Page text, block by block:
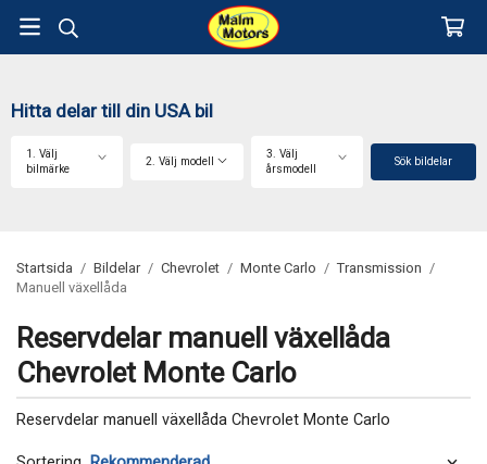
Hitta delar till din USA bil
1. Välj
bilmärke
2. Välj modell
3. Välj
årsmodell
Sök bildelar
Startsida / Bildelar / Chevrolet / Monte Carlo / Transmission /
Manuell växellåda
Reservdelar manuell växellåda
Chevrolet Monte Carlo
Reservdelar manuell växellåda Chevrolet Monte Carlo